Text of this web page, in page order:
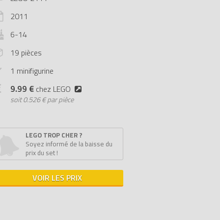
2011
6-14
19 pièces
1 minifigurine
9.99 € chez LEGO
soit0.526 € par pièce
LEGO TROP CHER ?
Soyez informé de la baisse du
prix du set !
VOIR LES PRIX